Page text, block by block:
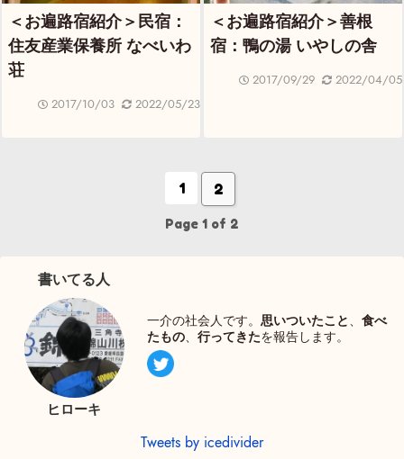
＜お遍路宿紹介＞民宿：
住友産業保養所 なべいわ
荘
2017/10/03 2022/05/23
＜お遍路宿紹介＞善根
宿：鴨の湯 いやしの舎
2017/09/29 2022/04/05
1 2
Page 1 of 2
書いてる人
ヒローキ
一介の社会人です。 思いついたこと、 食べ
たもの、 行ってきたを報告します。
Tweets by icedivider